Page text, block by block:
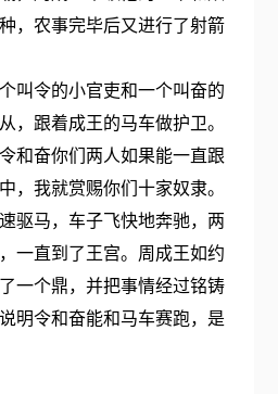
，农事完毕后又进行了射箭
叫令的小官吏和一个叫奋的
，跟着成王的马车做护卫。
和奋你们两人如果能一直跟
，我就赏赐你们十家奴隶。
驱马，车子飞快地奔驰，两
一直到了王宫。周成王如约
一个鼎，并把事情经过铭铸
明令和奋能和马车赛跑，是